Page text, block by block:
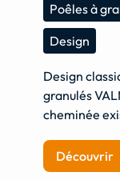
Poêles à
Design
Design
granulés
cheminée
Découvrir